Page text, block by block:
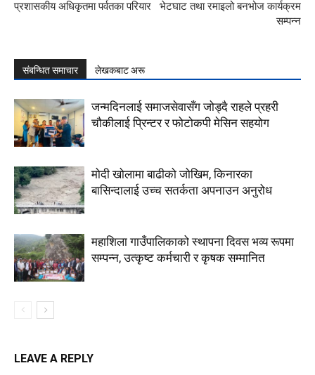
प्रशासकीय अधिकृतमा पर्वतका परियार
भेटघाट तथा रमाइलो बनभोज कार्यक्रम
सम्पन्न
संबन्धित समाचार लेखकबाट अरू
जन्मदिनलाई समाजसेवासँग जोड्दै राहले प्रहरी
चौकीलाई प्रिन्टर र फोटोकपी मेसिन सहयोग
मोदी खोलामा बाढीको जोखिम, किनारका
बासिन्दालाई उच्च सतर्कता अपनाउन अनुरोध
महाशिला गाउँपालिकाको स्थापना दिवस भव्य रूपमा
सम्पन्न, उत्कृष्ट कर्मचारी र कृषक सम्मानित
LEAVE A REPLY